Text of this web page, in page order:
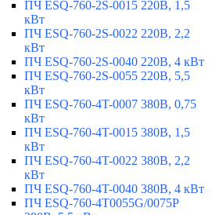
ПЧ ESQ-760-2S-0015 220В, 1,5
кВт
ПЧ ESQ-760-2S-0022 220В, 2,2
кВт
ПЧ ESQ-760-2S-0040 220В, 4 кВт
ПЧ ESQ-760-2S-0055 220В, 5,5
кВт
ПЧ ESQ-760-4T-0007 380В, 0,75
кВт
ПЧ ESQ-760-4T-0015 380В, 1,5
кВт
ПЧ ESQ-760-4T-0022 380В, 2,2
кВт
ПЧ ESQ-760-4T-0040 380В, 4 кВт
ПЧ ESQ-760-4T0055G/0075P